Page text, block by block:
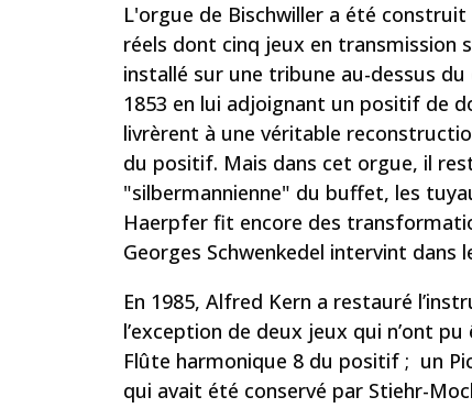
L'orgue de Bischwiller a été
réels dont cinq jeux en transmission
installé sur une tribune au-dessus
1853 en lui adjoignant un positif de
livrèrent à une véritable
du positif. Mais dans cet orgue, il
"silbermannienne" du buffet, les
Haerpfer fit encore des
Georges Schwenkedel intervint dans
En 1985, Alfred Kern a restauré
l’exception de deux jeux qui n’ont
Flûte harmonique 8 du positif ; un
qui avait été conservé par Stiehr-